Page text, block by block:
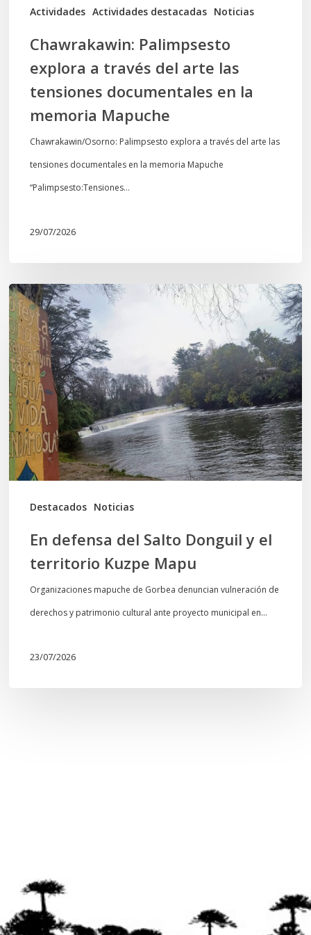
Actividades Actividades destacadas Noticias
documentales
memoria
Mapuche
Chawrakawin: Palimpsesto
explora a través del arte las
tensiones documentales en la
memoria Mapuche
Chawrakawin/Osorno: Palimpsesto explora a través del arte las
tensiones documentales en la memoria Mapuche
“Palimpsesto:Tensiones…
29/07/2026
Destacados Noticias
En
defensa
del
Salto
Donguil
y
el
territorio
Kuzpe
Mapu
En defensa del Salto Donguil y el
territorio Kuzpe Mapu
Organizaciones mapuche de Gorbea denuncian vulneración de
derechos y patrimonio cultural ante proyecto municipal en…
23/07/2026